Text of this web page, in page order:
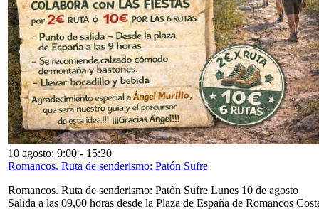
10 agosto: 9:00 - 15:30
Romancos. Ruta de senderismo: Patón Sufre
Romancos. Ruta de senderismo: Patón Sufre Lunes 10 de agosto
Salida a las 09,00 horas desde la Plaza de España de Romancos